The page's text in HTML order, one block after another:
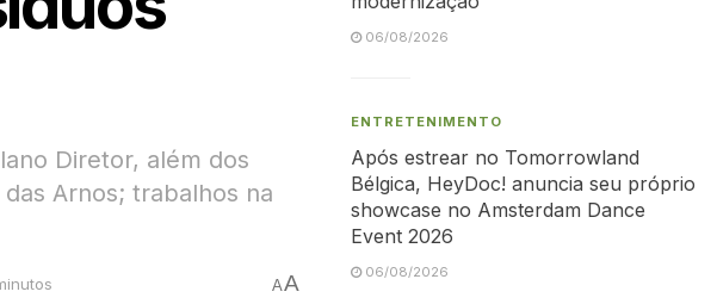
Diretor, além dos
Arnos; trabalhos na
AA
06/08/2026
ENTRETENIMENTO
Após estrear no Tomorrowland
Bélgica, HeyDoc! anuncia seu próprio
showcase no Amsterdam Dance
Event 2026
06/08/2026